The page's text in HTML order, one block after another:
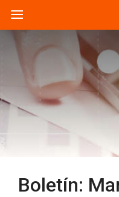
Boletín: